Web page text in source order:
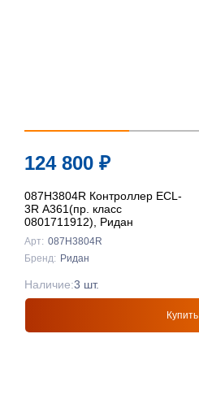
124 800 ₽
087H3804R Контроллер ECL-
3R A361(пр. класс
0801711912), Ридан
Арт: 087H3804R
Бренд: Ридан
Купить
Наличие:3 шт.